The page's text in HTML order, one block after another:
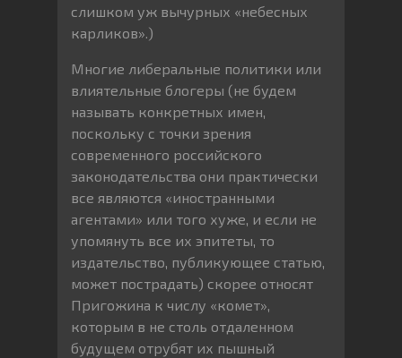
слишком уж вычурных «небесных
карликов».)
Многие либеральные политики или
влиятельные блогеры (не будем
называть конкретных имен,
поскольку с точки зрения
современного российского
законодательства они практически
все являются «иностранными
агентами» или того хуже, и если не
упомянуть все их эпитеты, то
издательство, публикующее статью,
может пострадать) скорее относят
Пригожина к числу «комет»,
которым в не столь отдаленном
будущем отрубят их пышный